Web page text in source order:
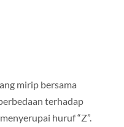
mirip bersama
terhadap
huruf “Z”.